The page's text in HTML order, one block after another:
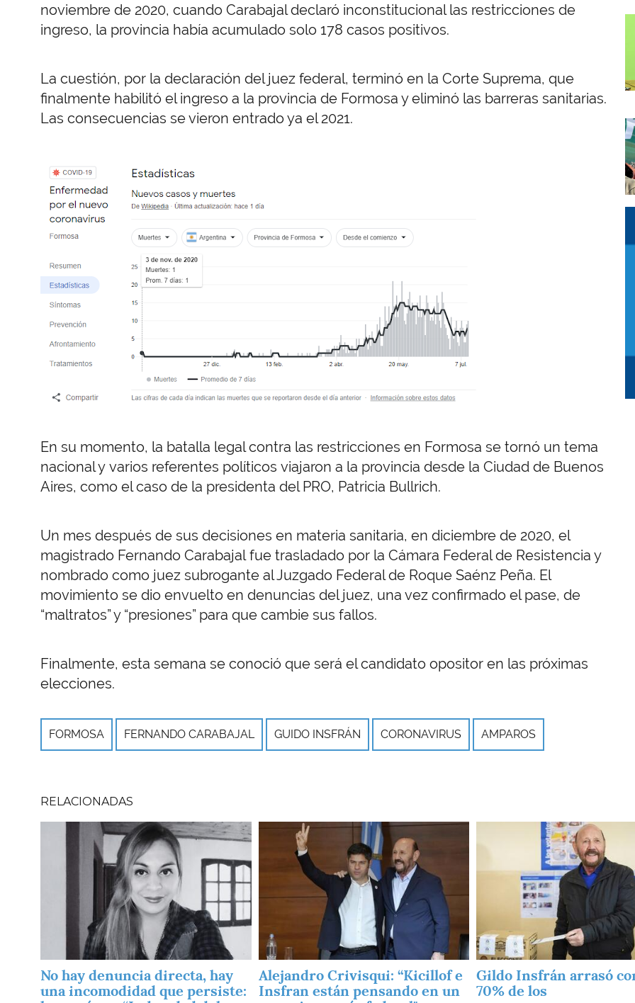
noviembre de 2020, cuando Carabajal declaró inconstitucional las restricciones de
ingreso, la provincia había acumulado solo 178 casos positivos.
La cuestión, por la declaración del juez federal, terminó en la Corte Suprema, que
finalmente habilitó el ingreso a la provincia de Formosa y eliminó las barreras sanitarias.
Las consecuencias se vieron entrado ya el 2021.
En su momento, la batalla legal contra las restricciones en Formosa se tornó un tema
nacional y varios referentes políticos viajaron a la provincia desde la Ciudad de Buenos
Aires, como el caso de la presidenta del PRO, Patricia Bullrich.
Un mes después de sus decisiones en materia sanitaria, en diciembre de 2020, el
magistrado Fernando Carabajal fue trasladado por la Cámara Federal de Resistencia y
nombrado como juez subrogante al Juzgado Federal de Roque Saénz Peña. El
movimiento se dio envuelto en denuncias del juez, una vez confirmado el pase, de
“maltratos” y “presiones” para que cambie sus fallos.
Finalmente, esta semana se conoció que será el candidato opositor en las próximas
elecciones.
FORMOSA FERNANDO CARABAJAL GUIDO INSFRÁN CORONAVIRUS AMPAROS
RELACIONADAS
No hay denuncia directa, hay
una incomodidad que persiste:
Alejandro Crivisqui: “Kicillof e
Insfran están pensando en un
Gildo Insfrán arrasó
70% de los